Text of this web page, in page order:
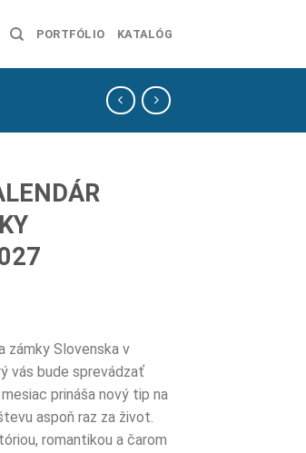
PORTFÓLIO KATALÓG
zámky Slovenska v
vás bude sprevádzať
prináša nový tip na
aspoň raz za život.
romantikou a čarom